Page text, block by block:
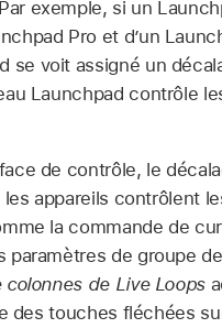
exemple, si un
Pro et d’un
se voit assigné un
Launchpad contrôle
de contrôle, le
appareils contrôlent
la commande de
de groupe
colonnes de Live Loops
des touches fléchées